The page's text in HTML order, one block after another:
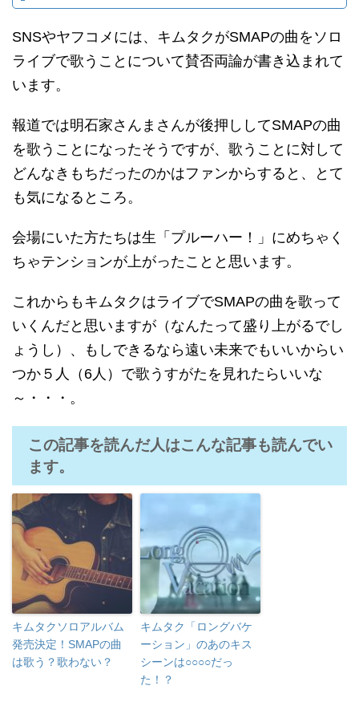
SNSやヤフコメには、キムタクがSMAPの曲をソロ
ライブで歌うことについて賛否両論が書き込まれて
います。
報道では明石家さんまさんが後押ししてSMAPの曲
を歌うことになったそうですが、歌うことに対して
どんなきもちだったのかはファンからすると、とて
も気になるところ。
会場にいた方たちは生「プルーハー！」にめちゃく
ちゃテンションが上がったことと思います。
これからもキムタクはライブでSMAPの曲を歌って
いくんだと思いますが（なんたって盛り上がるでし
ょうし）、もしできるなら遠い未来でもいいからい
つか５人（6人）で歌うすがたを見れたらいいな
～・・・。
この記事を読んだ人はこんな記事も読んでい
ます。
キムタクソロアルバム
発売決定！SMAPの曲
は歌う？歌わない？
キムタク「ロングバケ
ーション」のあのキス
シーンは○○○○だっ
た！？